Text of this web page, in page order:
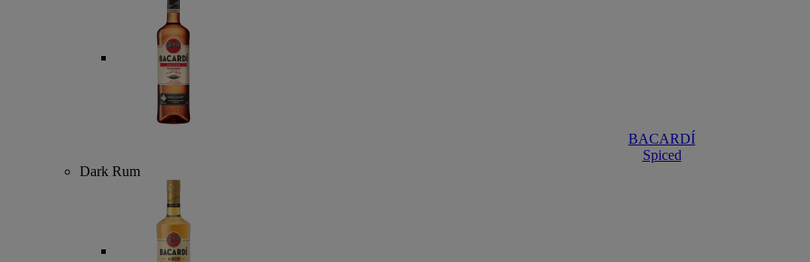
BACARDÍ
Spiced
Dark Rum